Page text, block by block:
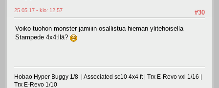
#30
25.05.17 - klo: 12.57
Voiko tuohon monster jamiiin osallistua hieman ylitehoisella
Stampede 4x4:llä?
Hobao Hyper Buggy 1/8 | Associated sc10 4x4 ft | Trx E-Revo vxl 1/16 |
Trx E-Revo 1/10